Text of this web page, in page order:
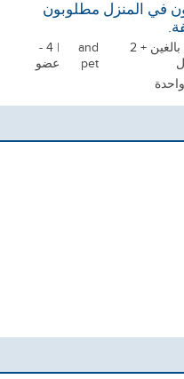
في المنزل مطلوبون
مع 2 بالغين + 2
and
pet
| 4 -
عضو